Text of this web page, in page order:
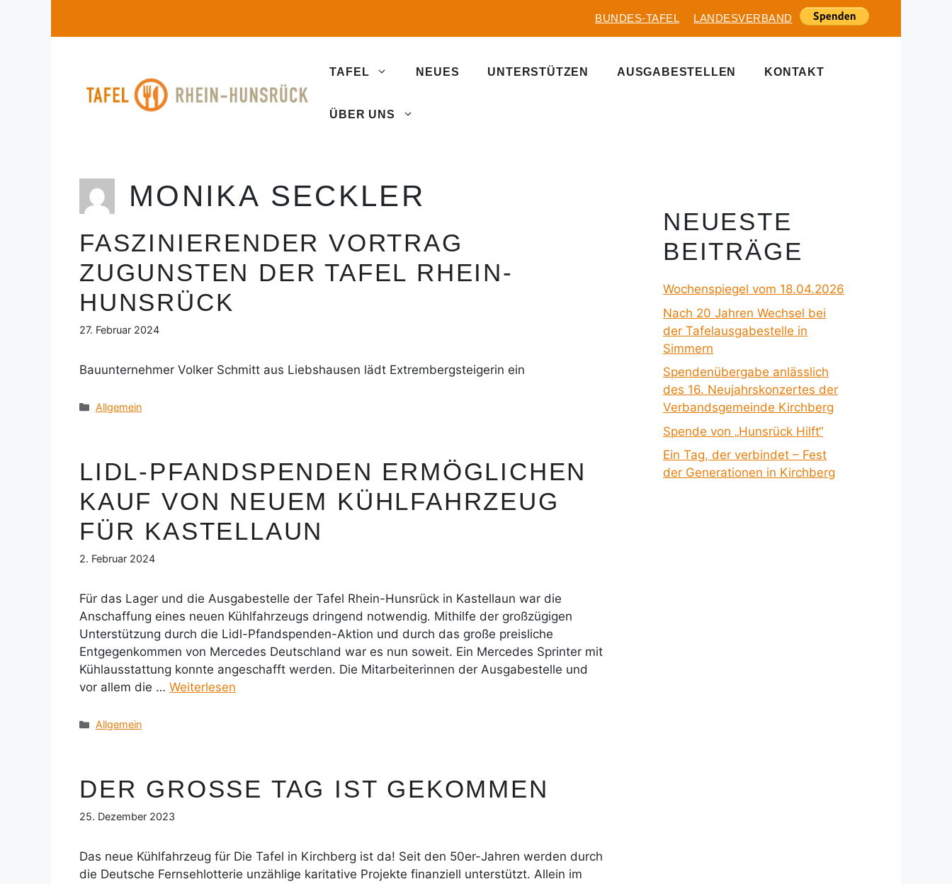
BUNDES-TAFEL LANDESVERBAND
TAFEL NEUES UNTERSTÜTZEN AUSGABESTELLEN KONTAKT
ÜBER UNS
MONIKA SECKLER
FASZINIERENDER VORTRAG
ZUGUNSTEN DER TAFEL RHEIN-
HUNSRÜCK
27. Februar 2024
Bauunternehmer Volker Schmitt aus Liebshausen lädt Extrembergsteigerin ein
Kategorien
Allgemein
LIDL-PFANDSPENDEN ERMÖGLICHEN
KAUF VON NEUEM KÜHLFAHRZEUG
FÜR KASTELLAUN
2. Februar 2024
Für das Lager und die Ausgabestelle der Tafel Rhein-Hunsrück in Kastellaun war die
Anschaffung eines neuen Kühlfahrzeugs dringend notwendig. Mithilfe der großzügigen
Unterstützung durch die Lidl-Pfandspenden-Aktion und durch das große preisliche
Entgegenkommen von Mercedes Deutschland war es nun soweit. Ein Mercedes Sprinter mit
Kühlausstattung konnte angeschafft werden. Die Mitarbeiterinnen der Ausgabestelle und
vor allem die … Weiterlesen
Kategorien
Allgemein
DER GROSSE TAG IST GEKOMMEN
25. Dezember 2023
Das neue Kühlfahrzeug für Die Tafel in Kirchberg ist da! Seit den 50er-Jahren werden durch
die Deutsche Fernsehlotterie unzählige karitative Projekte finanziell unterstützt. Allein im
NEUESTE
BEITRÄGE
Wochenspiegel vom 18.04.2026
Nach 20 Jahren Wechsel bei
der Tafelausgabestelle in
Simmern
Spendenübergabe anlässlich
des 16. Neujahrskonzertes der
Verbandsgemeinde Kirchberg
Spende von „Hunsrück Hilft“
Ein Tag, der verbindet – Fest
der Generationen in Kirchberg